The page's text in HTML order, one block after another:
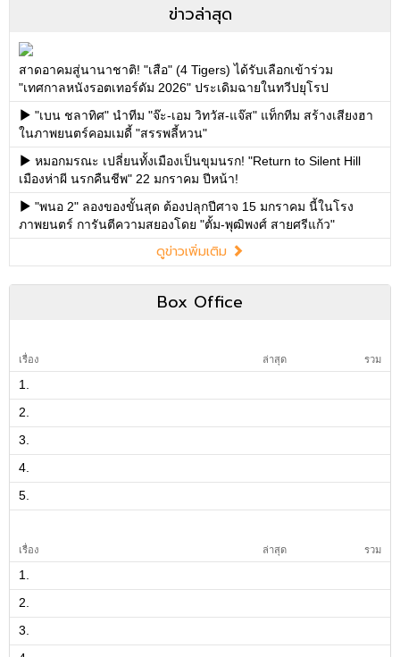
ข่าวล่าสุด
สาดอาคมสู่นานาชาติ! "เสือ" (4 Tigers) ได้รับเลือกเข้าร่วม
"เทศกาลหนังรอตเทอร์ดัม 2026" ประเดิมฉายในทวีปยุโรป
"เบน ชลาทิศ" นำทีม "จ๊ะ-เอม วิทวัส-แจ๊ส" แท็กทีม สร้างเสียงฮา
ในภาพยนตร์คอมเมดี้ "สรรพลี้หวน"
หมอกมรณะ เปลี่ยนทั้งเมืองเป็นขุมนรก! "Return to Silent Hill
เมืองห่าผี นรกคืนชีพ" 22 มกราคม ปีหน้า!
"พนอ 2" ลองของขั้นสุด ต้องปลุกปีศาจ 15 มกราคม นี้ในโรง
ภาพยนตร์ การันตีความสยองโดย "ตั้ม-พุฒิพงศ์ สายศรีแก้ว"
ดูข่าวเพิ่มเติม
Box Office
เรื่อง ล่าสุด รวม
1.
2.
3.
4.
5.
เรื่อง ล่าสุด รวม
1.
2.
3.